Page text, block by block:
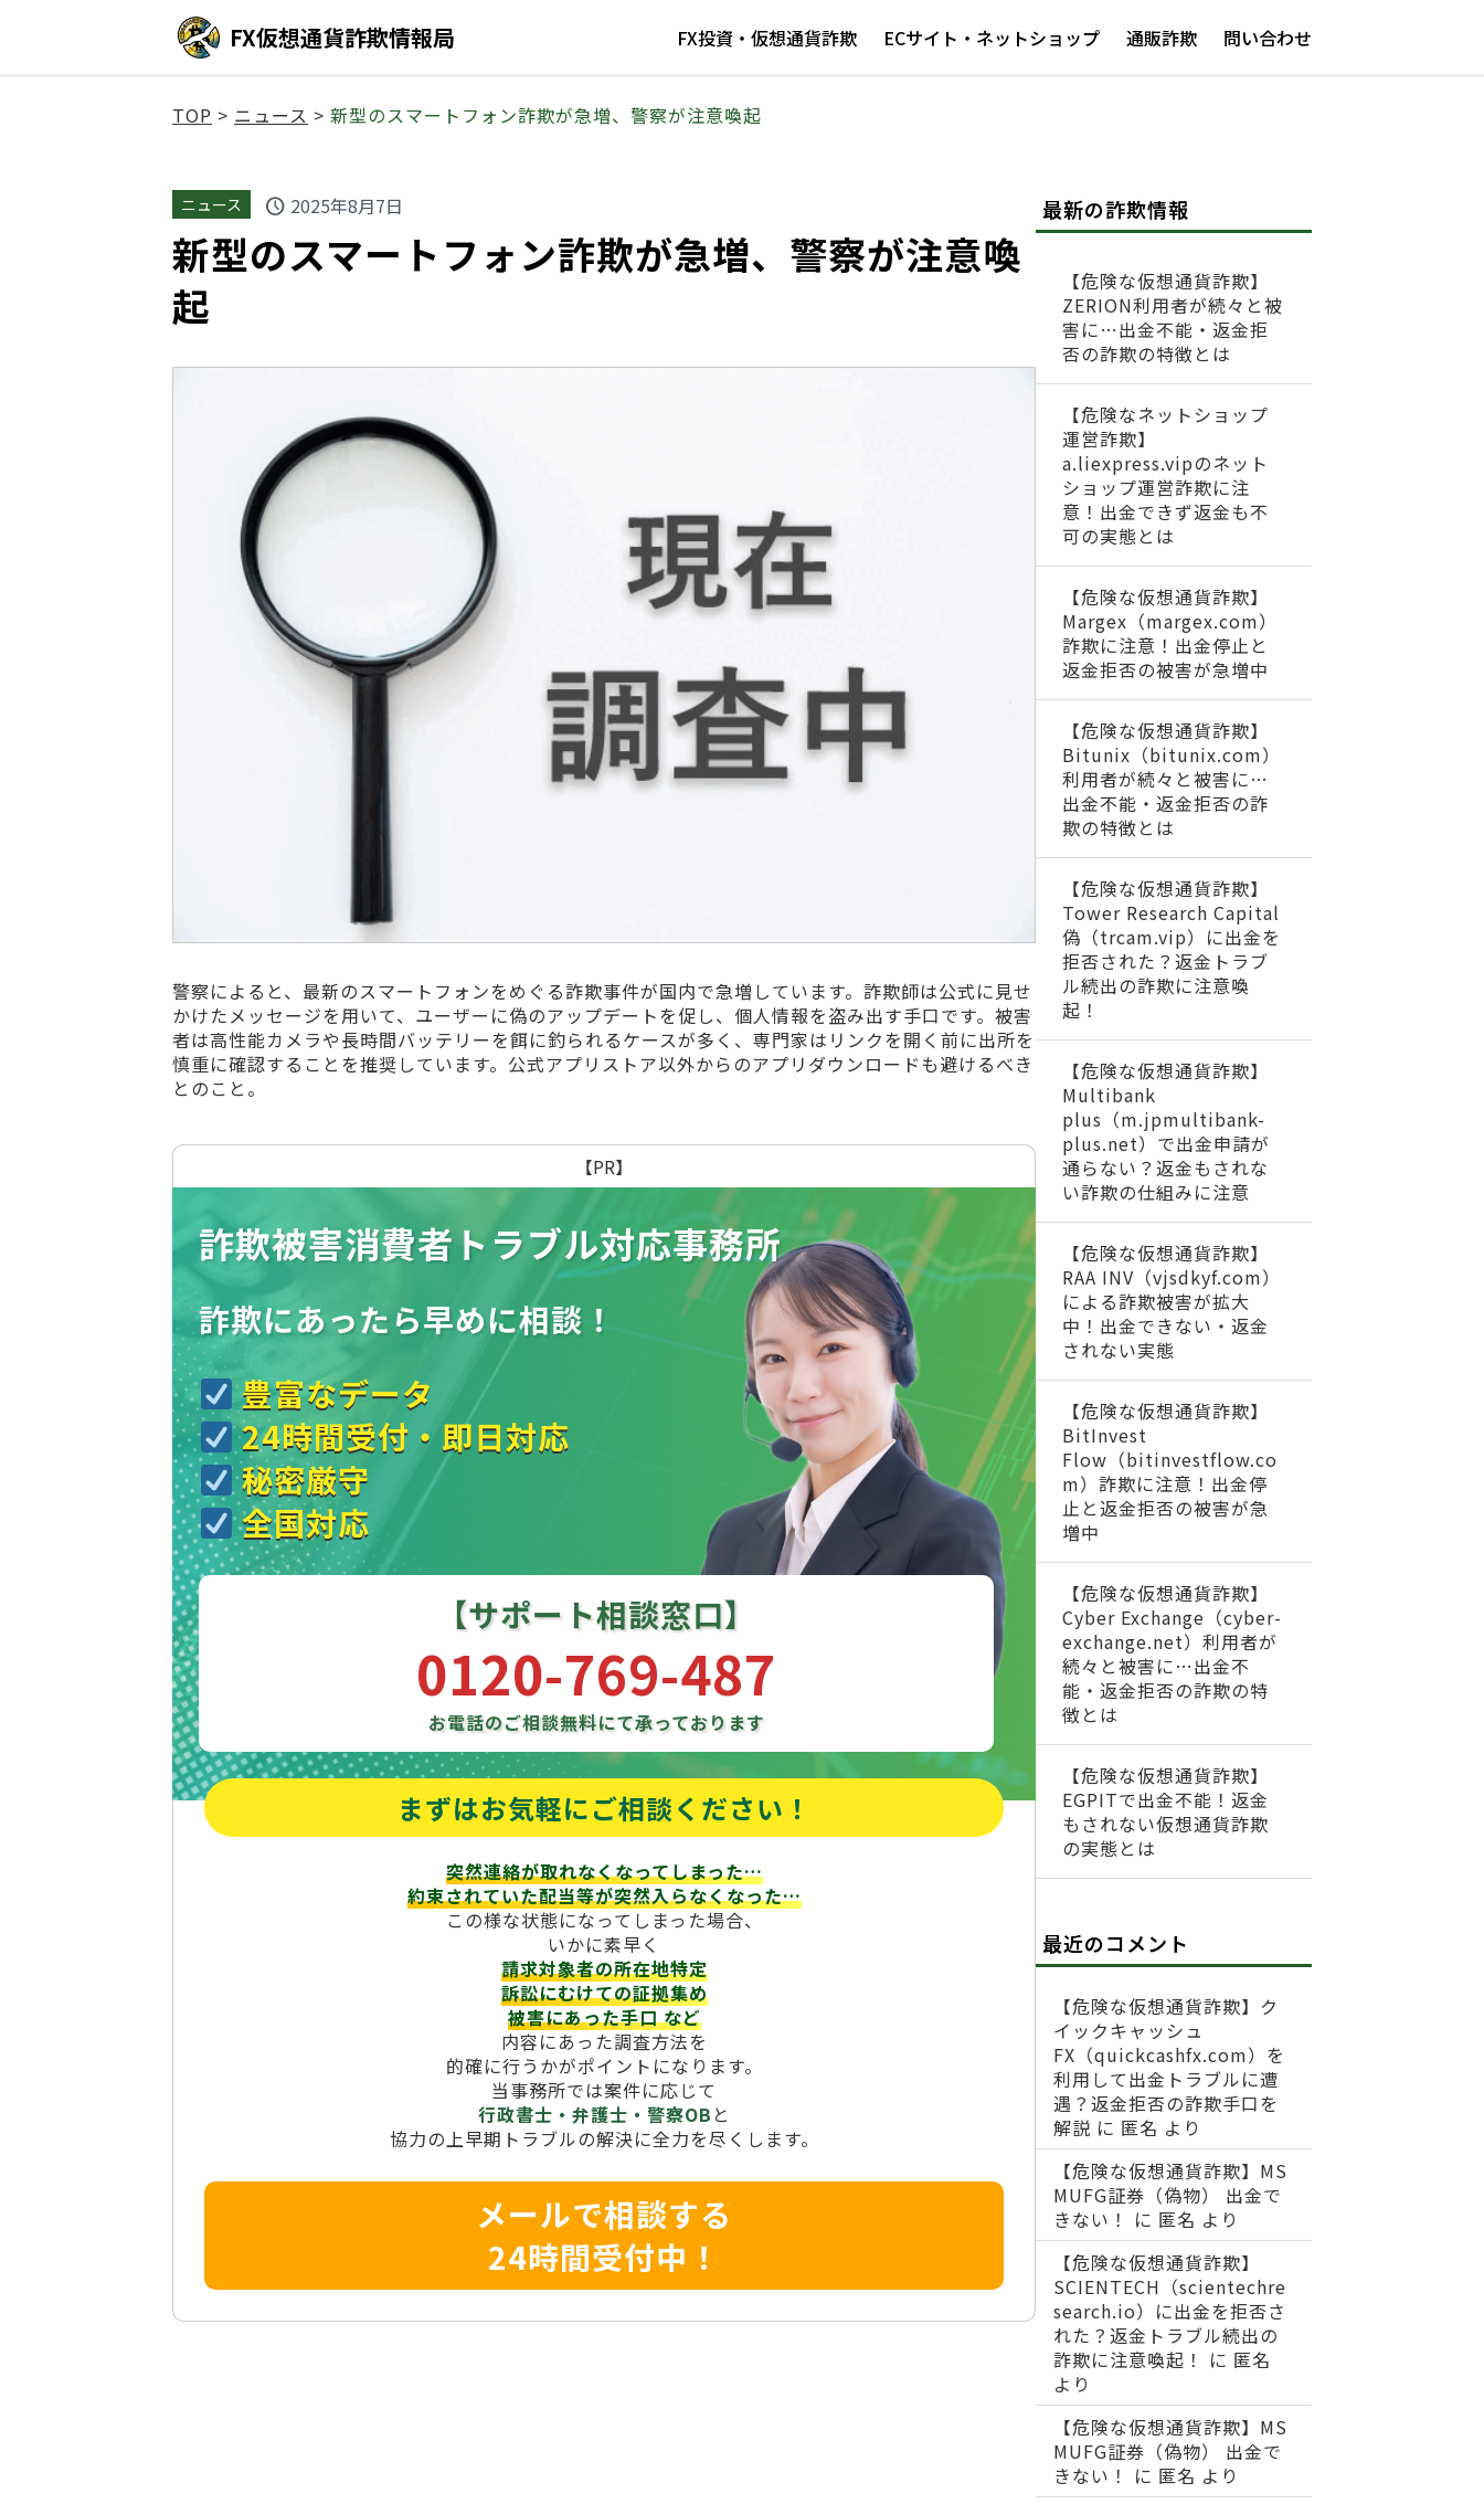
FX仮想通貨詐欺情報局 FX投資・仮想通貨詐欺 ECサイト・ネットショップ 通販詐欺 問い合わせ
TOP > ニュース > 新型のスマートフォン詐欺が急増、警察が注意喚起
ニュース schedule 2025年8月7日
新型のスマートフォン詐欺が急増、警察が注意喚
起
警察によると、最新のスマートフォンをめぐる詐欺事件が国内で急増しています。詐欺師は公式に見せ
かけたメッセージを用いて、ユーザーに偽のアップデートを促し、個人情報を盗み出す手口です。被害
者は高性能カメラや長時間バッテリーを餌に釣られるケースが多く、専門家はリンクを開く前に出所を
慎重に確認することを推奨しています。公式アプリストア以外からのアプリダウンロードも避けるべき
とのこと。
【PR】
詐欺被害消費者トラブル対応事務所
詐欺にあったら早めに相談！
豊富なデータ
24時間受付・即日対応
秘密厳守
全国対応
【サポート相談窓口】
0120-769-487
お電話のご相談無料にて承っております
まずはお気軽にご相談ください！
突然連絡が取れなくなってしまった…
約束されていた配当等が突然入らなくなった…
この様な状態になってしまった場合、
いかに素早く
請求対象者の所在地特定
訴訟にむけての証拠集め
被害にあった手口など
内容にあった調査方法を
的確に行うかがポイントになります。
当事務所では案件に応じて
行政書士・弁護士・警察OB と
協力の上早期トラブルの解決に全力を尽くします。
メールで相談する
24時間受付中！
最新の詐欺情報
【危険な仮想通貨詐欺】
ZERION利用者が続々と被
害に…出金不能・返金拒
否の詐欺の特徴とは
【危険なネットショップ
運営詐欺】
a.liexpress.vipのネット
ショップ運営詐欺に注
意！出金できず返金も不
可の実態とは
【危険な仮想通貨詐欺】
Margex（margex.com）
詐欺に注意！出金停止と
返金拒否の被害が急増中
【危険な仮想通貨詐欺】
Bitunix（bitunix.com）
利用者が続々と被害に…
出金不能・返金拒否の詐
欺の特徴とは
【危険な仮想通貨詐欺】
Tower Research Capital
偽（trcam.vip）に出金を
拒否された？返金トラブ
ル続出の詐欺に注意喚
起！
【危険な仮想通貨詐欺】
Multibank
plus（m.jpmultibank-
plus.net）で出金申請が
通らない？返金もされな
い詐欺の仕組みに注意
【危険な仮想通貨詐欺】
RAA INV（vjsdkyf.com）
による詐欺被害が拡大
中！出金できない・返金
されない実態
【危険な仮想通貨詐欺】
BitInvest
Flow（bitinvestflow.co
m）詐欺に注意！出金停
止と返金拒否の被害が急
増中
【危険な仮想通貨詐欺】
Cyber Exchange（cyber-
exchange.net）利用者が
続々と被害に…出金不
能・返金拒否の詐欺の特
徴とは
【危険な仮想通貨詐欺】
EGPITで出金不能！返金
もされない仮想通貨詐欺
の実態とは
最近のコメント
【危険な仮想通貨詐欺】ク
イックキャッシュ
FX（quickcashfx.com）を
利用して出金トラブルに遭
遇？返金拒否の詐欺手口を
解説 に 匿名 より
【危険な仮想通貨詐欺】MS
MUFG証券（偽物） 出金で
きない！
に 匿名 より
【危険な仮想通貨詐欺】
SCIENTECH（scientechre
search.io）に出金を拒否さ
れた？返金トラブル続出の
詐欺に注意喚起！
に 匿名
より
【危険な仮想通貨詐欺】MS
MUFG証券（偽物） 出金で
きない！
に 匿名 より